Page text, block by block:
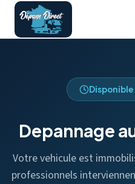
Depannage
Votre vehicule est
professionnels